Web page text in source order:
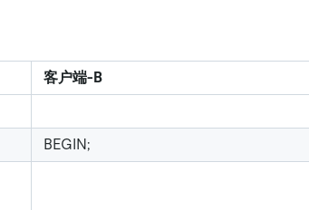
客户端-B
BEGIN;